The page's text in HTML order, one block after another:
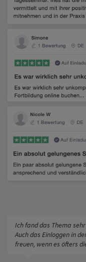
Ich fand das Thema
Auch das Einloggen in
freuen, wenn es öfters